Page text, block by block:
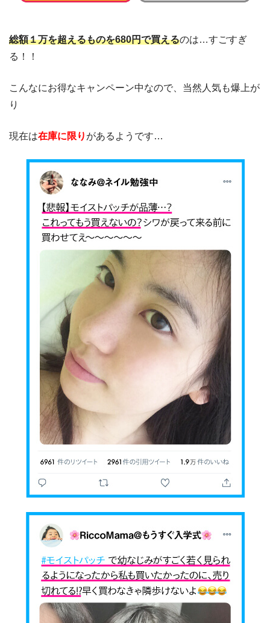
総額１万を超えるものを680円で買えるのは…すごすぎ
る！！
こんなにお得なキャンペーン中なので、当然人気も爆上が
り
現在は在庫に限り があるようです…